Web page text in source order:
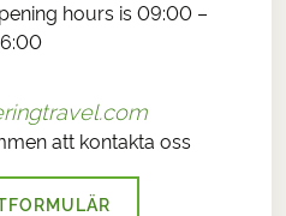
hours is 09:00 –
att kontakta oss